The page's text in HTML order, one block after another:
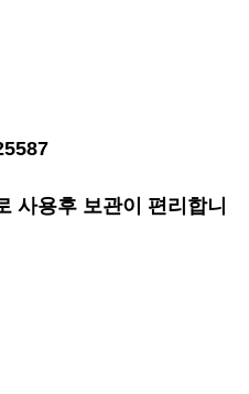
사용후 보관이 편리합니